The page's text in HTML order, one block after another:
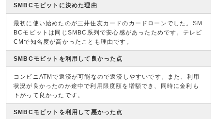
SMBCモビットに決めた理由
最初に使い始めたのが三井住友カードのカードローンでした。SM
BCモビットは同じSMBC系列で安心感があったためです。テレビ
CMで知名度が高かったことも理由です。
SMBCモビットを利用して良かった点
コンビニATMで返済が可能なので返済しやすいです。また、利用
状況が良かったのか途中で利用限度額を増額でき、同時に金利も
下がって良かったです。
SMBCモビットを利用して悪かった点